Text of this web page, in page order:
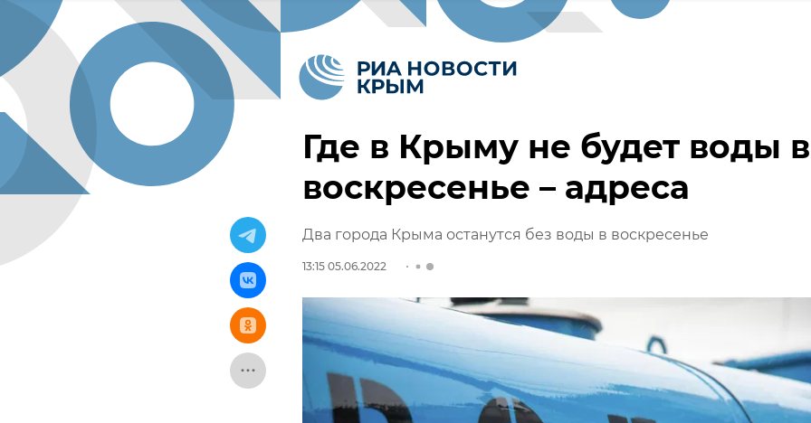
Где в Крыму не будет воды в
воскресенье – адреса
Два города Крыма останутся без воды в воскресенье
13:15 05.06.2022